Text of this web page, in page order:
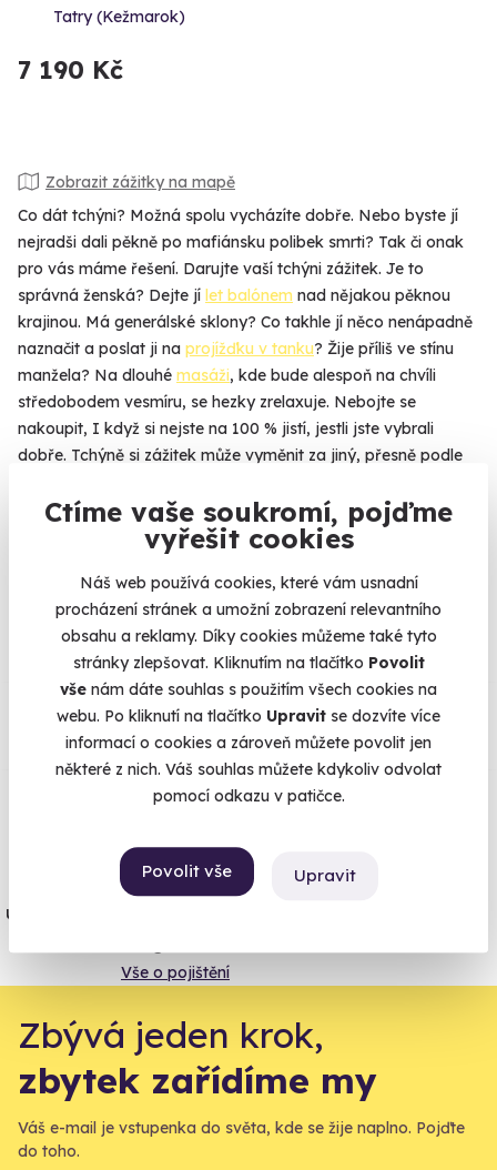
Ctíme vaše soukromí, pojďme
vyřešit cookies
Náš web používá cookies, které vám usnadní
procházení stránek a umožní zobrazení relevantního
obsahu a reklamy. Díky cookies můžeme také tyto
stránky zlepšovat. Kliknutím na tlačítko Povolit
vše nám dáte souhlas s použitím všech cookies na
webu. Po kliknutí na tlačítko Upravit se dozvíte více
informací o cookies a zároveň můžete povolit jen
některé z nich. Váš souhlas můžete kdykoliv odvolat
pomocí odkazu v patičce.
Povolit vše Upravit
Tatry (Kežmarok)
7 190 Kč
Zobrazit zážitky na mapě
Co dát tchýni? Možná spolu vycházíte dobře. Nebo byste jí
nejradši dali pěkně po mafiánsku polibek smrti? Tak či onak
pro vás máme řešení. Darujte vaší tchýni zážitek. Je to
správná ženská? Dejte jí let balónem nad nějakou pěknou
krajinou. Má generálské sklony? Co takhle jí něco nenápadně
naznačit a poslat ji na projížďku v tanku? Žije příliš ve stínu
manžela? Na dlouhé masáži, kde bude alespoň na chvíli
středobodem vesmíru, se hezky zrelaxuje. Nebojte se
nakoupit, I když si nejste na 100 % jistí, jestli jste vybrali
dobře. Tchýně si zážitek může vyměnit za jiný, přesně podle
Naheureka.cz máme
96% spokojenost zákazníků.
Co si o nás myslí
Jeden nikdy neví. Máme nejvyšší
úrazové pojištění z nabídky zážitkových
Vše o pojištění
Zbývá jeden krok,
zbytek zařídíme my
Váš e-mail je vstupenka do světa, kde se žije naplno. Pojďte
do toho.